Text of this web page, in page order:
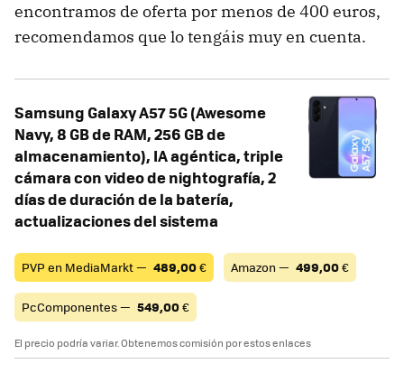
encontramos de oferta por menos de 400 euros,
recomendamos que lo tengáis muy en cuenta.
Samsung Galaxy A57 5G (Awesome
Navy, 8 GB de RAM, 256 GB de
almacenamiento), IA agéntica, triple
cámara con video de nightografía, 2
días de duración de la batería,
actualizaciones del sistema
PVP en MediaMarkt — 489,00€ Amazon — 499,00€
PcComponentes — 549,00€
El precio podría variar. Obtenemos comisión por estos enlaces